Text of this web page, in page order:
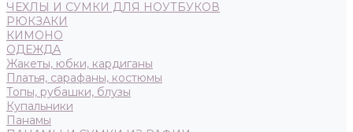
ЧЕХЛЫ И СУМКИ ДЛЯ НОУТБУКОВ
РЮКЗАКИ
КИМОНО
ОДЕЖДА
Жакеты, юбки, кардиганы
Платья, сарафаны, костюмы
Топы, рубашки, блузы
Купальники
Панамы